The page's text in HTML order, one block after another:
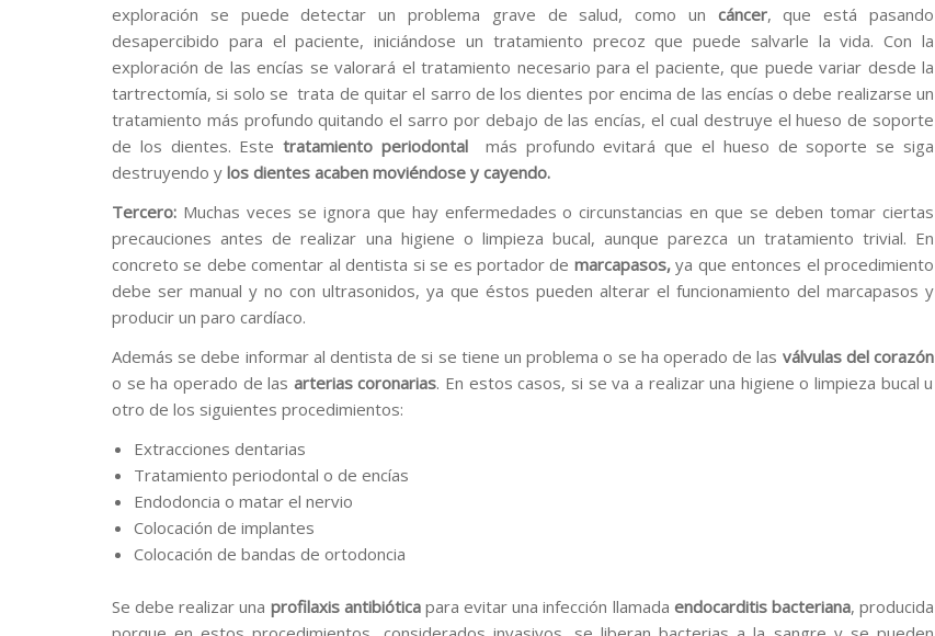
exploración se puede detectar un problema grave de salud, como un cáncer, que está pasando
desapercibido para el paciente, iniciándose un tratamiento precoz que puede salvarle la vida. Con la
exploración de las encías se valorará el tratamiento necesario para el paciente, que puede variar desde la
tartrectomía, si solo se trata de quitar el sarro de los dientes por encima de las encías o debe realizarse un
tratamiento más profundo quitando el sarro por debajo de las encías, el cual destruye el hueso de soporte
de los dientes. Estetratamiento periodontal más profundo evitará que el hueso de soporte se siga
destruyendo y los dientes acaben moviéndose y cayendo.
Tercero: Muchas veces se ignora que hay enfermedades o circunstancias en que se deben tomar ciertas
precauciones antes de realizar una higiene o limpieza bucal, aunque parezca un tratamiento trivial. En
concreto se debe comentar al dentista si se es portador de marcapasos,ya que entonces el procedimiento
debe ser manual y no con ultrasonidos, ya que éstos pueden alterar el funcionamiento del marcapasos y
producir un paro cardíaco.
Además se debe informar al dentista de si se tiene un problema o se ha operado de las válvulas del corazón
o se ha operado de las arterias coronarias. En estos casos, si se va a realizar una higiene o limpieza bucal u
otro de los siguientes procedimientos:
Extracciones dentarias
Tratamiento periodontal o de encías
Endodoncia o matar el nervio
Colocación de implantes
Colocación de bandas de ortodoncia
Se debe realizar una profilaxis antibióticapara evitar una infección llamada endocarditis bacteriana, producida